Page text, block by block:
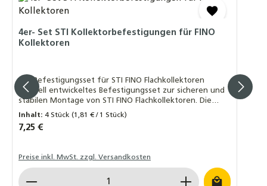
4er- Set STI Kollektorbefestigungen für FINO
Kollektoren
4er-Befestigungsset für STI FINO Flachkollektoren
Speziell entwickeltes Befestigungsset zur sicheren und
stabilen Montage von STI FINO Flachkollektoren. Die
Halterungen bestehen aus robustem, schwarz
eloxiertem Aluminium und gewährleisten eine langlebige
und witterungsbeständige Installation. Lieferumfang: 4
Befestigung für STI FINO Kollektoren Hochwertige
Verarbeitung für langfristigen Einsatz Einfache und
schnelle Montage ⚠️ Hinweis: Dieses Befestigungsset ist
Inhalt:4 Stück(1,81 € / 1 Stück)
Regulärer Preis:
7,25 €
Preise inkl. MwSt. zzgl. Versandkosten
Produkt Anzahl: Gib den gewünschten Wert